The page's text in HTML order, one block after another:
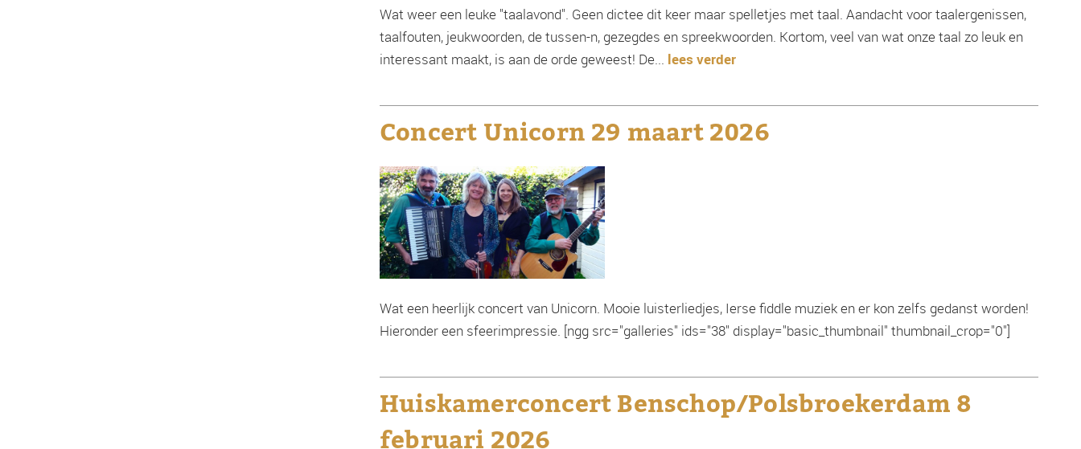
Wat weer een leuke "taalavond". Geen dictee dit keer maar spelletjes met taal. Aandacht voor taalergenissen,
taalfouten, jeukwoorden, de tussen-n, gezegdes en spreekwoorden. Kortom, veel van wat onze taal zo leuk en
interessant maakt, is aan de orde geweest! De... lees verder
Concert Unicorn 29 maart 2026
Wat een heerlijk concert van Unicorn. Mooie luisterliedjes, Ierse fiddle muziek en er kon zelfs gedanst worden!
Hieronder een sfeerimpressie. [ngg src="galleries" ids="38" display="basic_thumbnail" thumbnail_crop="0"]
Huiskamerconcert Benschop/Polsbroekerdam 8
februari 2026